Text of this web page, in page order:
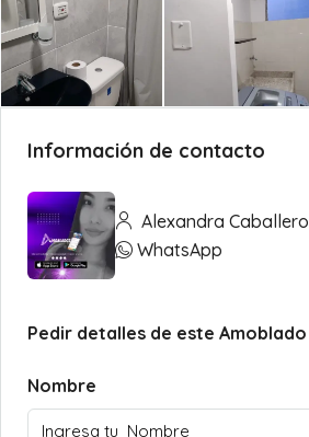
Información de contacto
Alexandra Caballero
WhatsApp
Pedir detalles de este Amoblado
Nombre